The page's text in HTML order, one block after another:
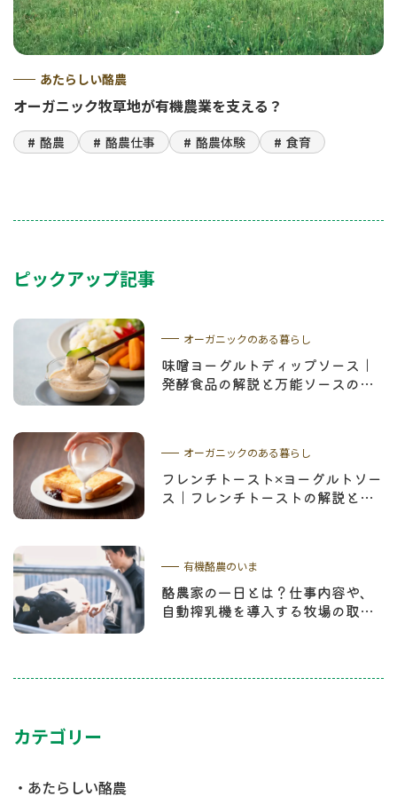
あたらしい酪農
オーガニック牧草地が有機農業を支える？
酪農 酪農仕事 酪農体験 食育
ピックアップ記事
オーガニックのある暮らし
味噌ヨーグルトディップソース｜
発酵食品の解説と万能ソースのレ
オーガニックのある暮らし
フレンチトースト×ヨーグルトソー
ス｜フレンチトーストの解説とお
有機酪農のいま
酪農家の一日とは？仕事内容や、
自動搾乳機を導入する牧場の取り
カテゴリー
あたらしい酪農